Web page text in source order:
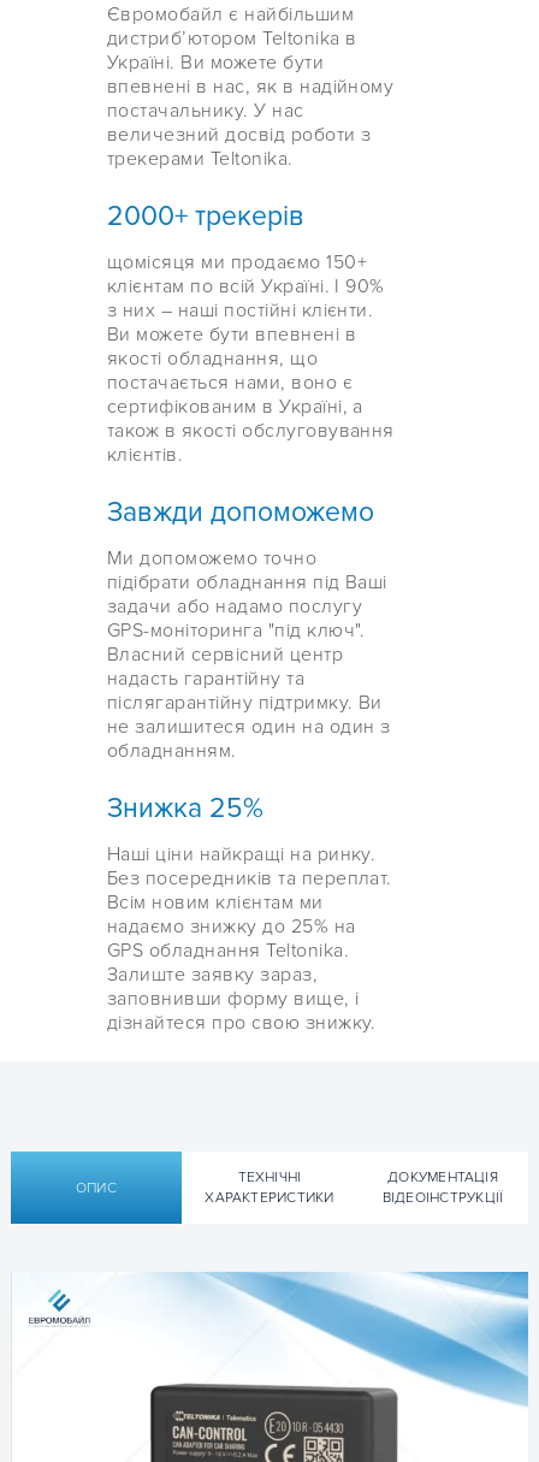
Євромобайл є найбільшим
дистриб’ютором Teltonika в
Україні. Ви можете бути
впевнені в нас, як в надійному
постачальнику. У нас
величезний досвід роботи з
трекерами Teltonika.
2000+ трекерів
щомісяця ми продаємо 150+
клієнтам по всій Україні. І 90%
з них – наші постійні клієнти.
Ви можете бути впевнені в
якості обладнання, що
постачається нами, воно є
сертифікованим в Україні, а
також в якості обслуговування
клієнтів.
Завжди допоможемо
Ми допоможемо точно
підібрати обладнання під Ваші
задачи або надамо послугу
GPS-моніторинга "під ключ".
Власний сервісний центр
надасть гарантійну та
післягарантійну підтримку. Ви
не залишитеся один на один з
обладнанням.
Знижка 25%
Наші ціни найкращі на ринку.
Без посередників та переплат.
Всім новим клієнтам ми
надаємо знижку до 25% на
GPS обладнання Teltonika.
Залиште заявку зараз,
заповнивши форму вище, і
дізнайтеся про свою знижку.
ОПИС
ТЕХНІЧНІ
ХАРАКТЕРИСТИКИ
ДОКУМЕНТАЦІЯ
ВІДЕОІНСТРУКЦІЇ
CAN зчитувач CAN адаптер Tetlonika CAN-CONTROL
Підтримується
FMB1YX, FM36YX, FMB64X
вхідної напруги
9 - 16 В постійного струму
Технічна документація Teltonika Can-
▹ Технічна спецификація Datasheet Teltonika Can-
(онов. 2020.01.10) — [ENG]🔍